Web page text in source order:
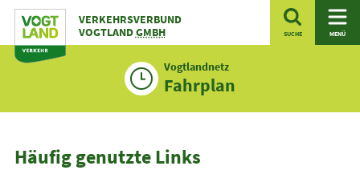
Zum
Inhalt
VERKEHRSVERBUND
VOGTLANDGMBH SUCHE MENÜ
Vogtlandnetz
Fahrplan
Häufig genutzte Links